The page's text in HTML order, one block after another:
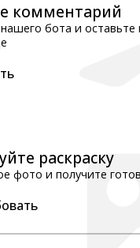
комментарий
бота и оставьте
раскраску
фото и получите